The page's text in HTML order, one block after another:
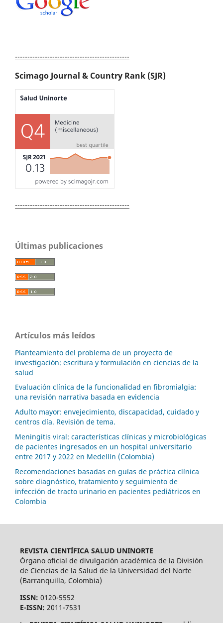
----------------------------------------------
Scimago Journal & Country Rank (SJR)
----------------------------------------------
Últimas publicaciones
Artículos más leídos
Planteamiento del problema de un proyecto de
investigación: escritura y formulación en ciencias de la
salud
Evaluación clínica de la funcionalidad en fibromialgia:
una revisión narrativa basada en evidencia
Adulto mayor: envejecimiento, discapacidad, cuidado y
centros día. Revisión de tema.
Meningitis viral: características clínicas y microbiológicas
de pacientes ingresados en un hospital universitario
entre 2017 y 2022 en Medellín (Colombia)
Recomendaciones basadas en guías de práctica clínica
sobre diagnóstico, tratamiento y seguimiento de
infección de tracto urinario en pacientes pediátricos en
Colombia
REVISTA CIENTÍFICA SALUD UNINORTE
Órgano oficial de divulgación académica de la División
de Ciencias de la Salud de la Universidad del Norte
(Barranquilla, Colombia)
ISSN: 0120-5552
E-ISSN: 2011-7531